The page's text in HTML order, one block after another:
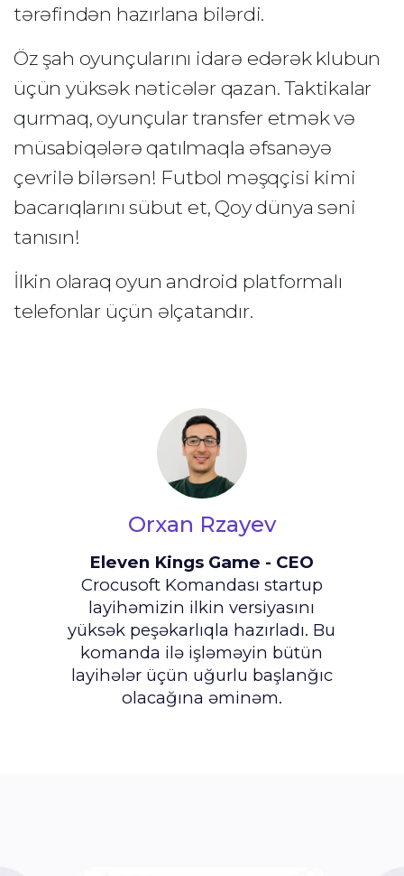
tərəfindən hazırlana bilərdi.
Öz şah oyunçularını idarə edərək klubun
üçün yüksək nəticələr qazan. Taktikalar
qurmaq, oyunçular transfer etmək və
müsabiqələrə qatılmaqla əfsanəyə
çevrilə bilərsən! Futbol məşqçisi kimi
bacarıqlarını sübut et, Qoy dünya səni
tanısın!
İlkin olaraq oyun android platformalı
telefonlar üçün əlçatandır.
Orxan Rzayev
Eleven Kings Game - CEO
Crocusoft Komandası startup
layihəmizin ilkin versiyasını
yüksək peşəkarlıqla hazırladı. Bu
komanda ilə işləməyin bütün
layihələr üçün uğurlu başlanğıc
olacağına əminəm.